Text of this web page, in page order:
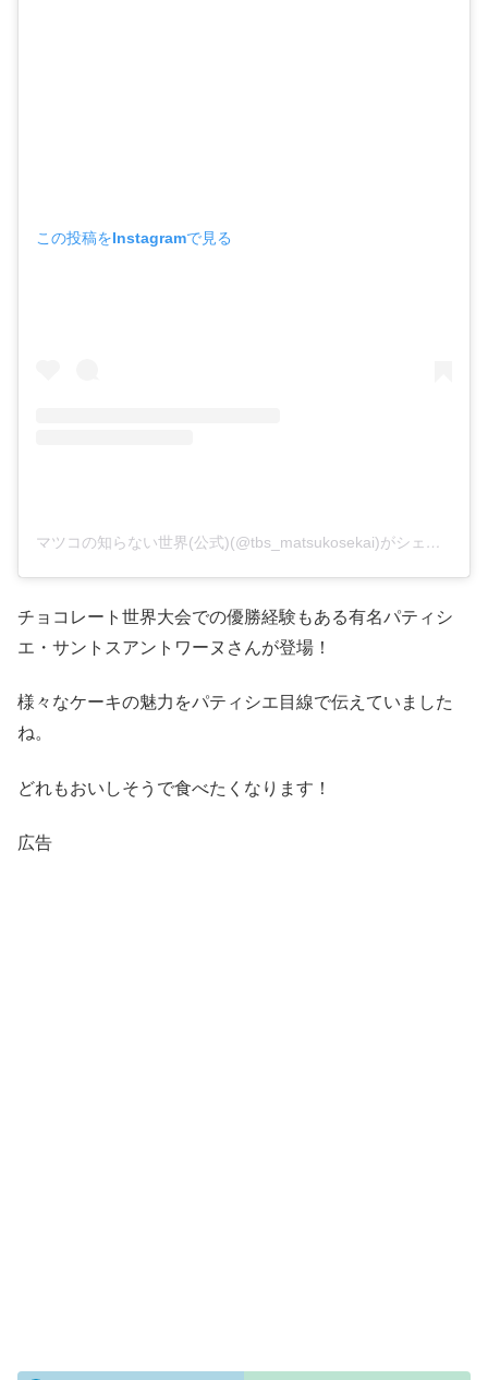
この投稿をInstagramで見る
マツコの知らない世界(公式)(@tbs_matsukosekai)がシェアした投稿
チョコレート世界大会での優勝経験もある有名パティシ
エ・サントスアントワーヌさんが登場！
様々なケーキの魅力をパティシエ目線で伝えていました
ね。
どれもおいしそうで食べたくなります！
広告